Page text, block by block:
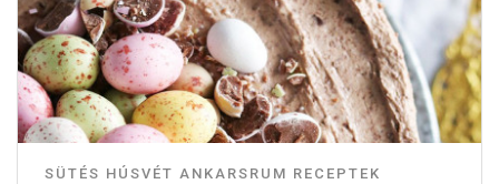
SÜTÉS HÚSVÉT ANKARSRUM RECEPTEK